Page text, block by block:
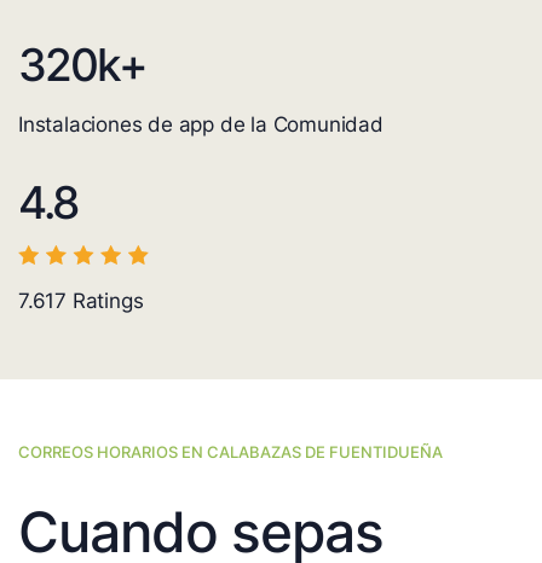
320k+
Instalaciones de app de la Comunidad
4.8
7.617 Ratings
CORREOS HORARIOS EN CALABAZAS DE FUENTIDUEÑA
Cuando sepas